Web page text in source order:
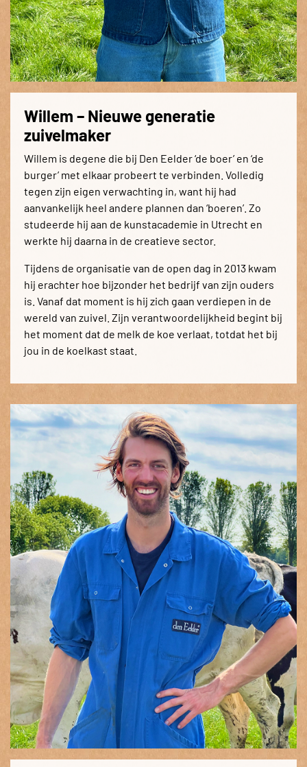
Willem – Nieuwe generatie
zuivelmaker
Willem is degene die bij Den Eelder ‘de boer’ en ‘de
burger’ met elkaar probeert te verbinden. Volledig
tegen zijn eigen verwachting in, want hij had
aanvankelijk heel andere plannen dan ‘boeren’. Zo
studeerde hij aan de kunstacademie in Utrecht en
werkte hij daarna in de creatieve sector.
Tijdens de organisatie van de open dag in 2013 kwam
hij erachter hoe bijzonder het bedrijf van zijn ouders
is. Vanaf dat moment is hij zich gaan verdiepen in de
wereld van zuivel. Zijn verantwoordelijkheid begint bij
het moment dat de melk de koe verlaat, totdat het bij
jou in de koelkast staat.